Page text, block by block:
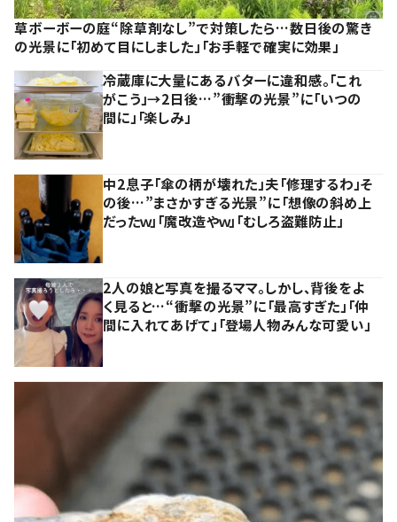
草ボーボーの庭“除草剤なし”で対策したら…数日後の驚き
の光景に「初めて目にしました」「お手軽で確実に効果」
冷蔵庫に大量にあるバターに違和感。「これ
がこう」→2日後…”衝撃の光景”に「いつの
間に」「楽しみ」
中2息子「傘の柄が壊れた」夫「修理するわ」そ
の後…”まさかすぎる光景”に「想像の斜め上
だったｗ」「魔改造やｗ」「むしろ盗難防止」
2人の娘と写真を撮るママ。しかし、背後をよ
く見ると…“衝撃の光景”に「最高すぎた」「仲
間に入れてあげて」「登場人物みんな可愛い」